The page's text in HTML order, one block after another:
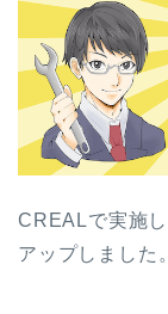
CREALで実施
アップしました。